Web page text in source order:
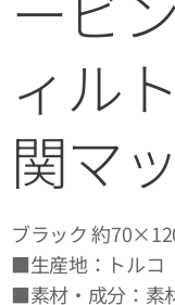
ィル
関マ
ブラック 約
■生産地：トルコ
■素材・成分：素